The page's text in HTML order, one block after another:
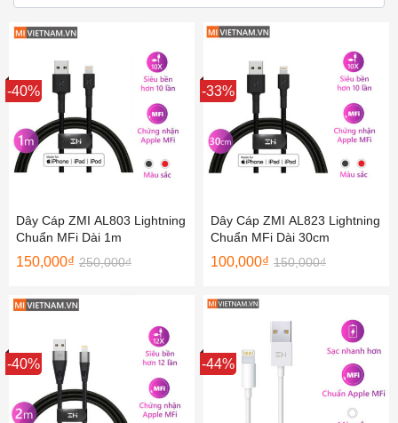
Sale
-40%
Dây Cáp ZMI AL803 Lightning
Chuẩn MFi Dài 1m
150,000₫ 250,000₫
Sale
-33%
Dây Cáp ZMI AL823 Lightning
Chuẩn MFi Dài 30cm
100,000₫ 150,000₫
Sale
-40% Sale
-44%